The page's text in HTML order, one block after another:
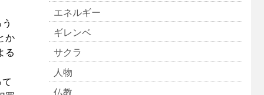
か
る
エネルギー
ギレンベ
サクラ
人物
仏教